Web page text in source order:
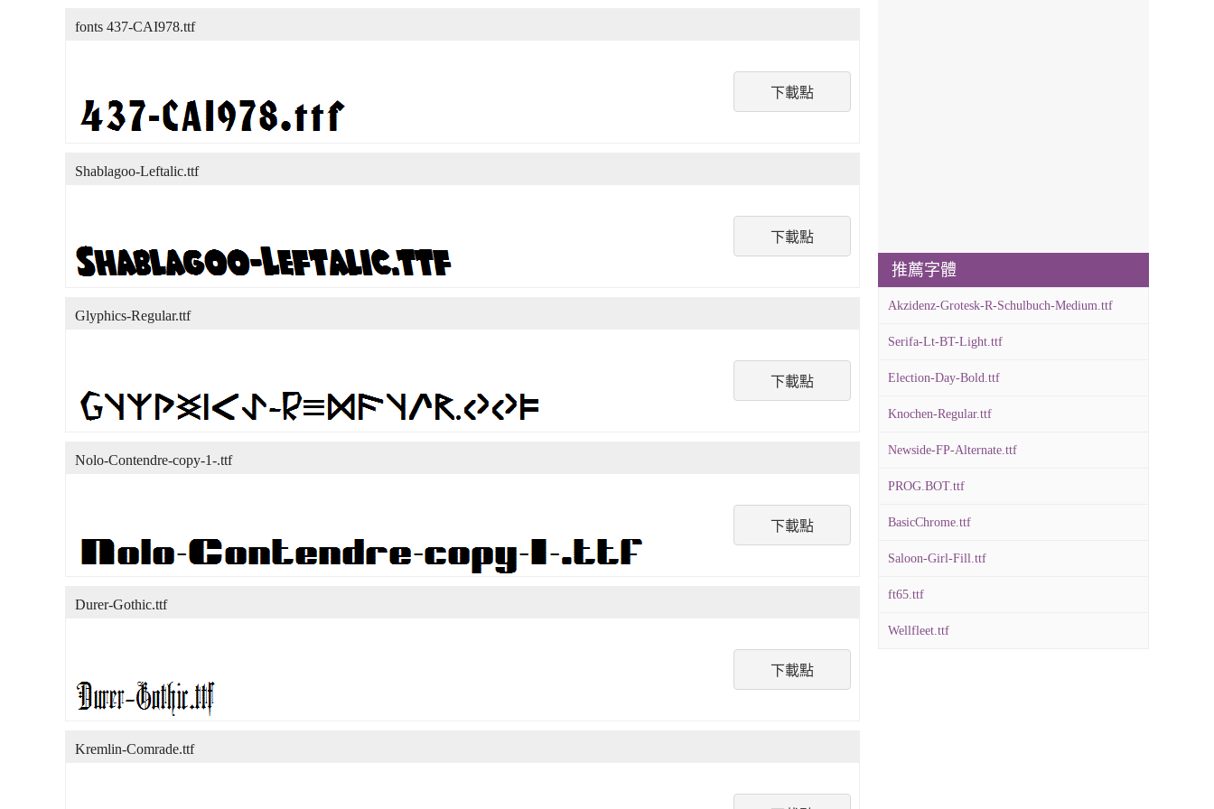
下載點
fonts 437-CAI978.ttf
下載點
Shablagoo-Leftalic.ttf
下載點
Glyphics-Regular.ttf
下載點
Nolo-Contendre-copy-1-.ttf
下載點
Durer-Gothic.ttf
Kremlin-Comrade.ttf
推薦字體
Akzidenz-Grotesk-R-Schulbuch-Medium.ttf
Serifa-Lt-BT-Light.ttf
Election-Day-Bold.ttf
Knochen-Regular.ttf
Newside-FP-Alternate.ttf
PROG.BOT.ttf
BasicChrome.ttf
Saloon-Girl-Fill.ttf
ft65.ttf
Wellfleet.ttf